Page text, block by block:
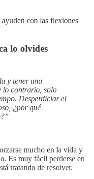
con las flexiones
lo olvides
y tener una
lo contrario, solo
Desperdiciar el
¿por qué
mucho en la vida y
Es muy fácil perderse en
tratando de resolver.